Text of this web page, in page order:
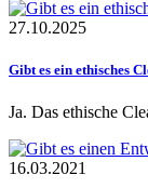
27.10.2025
Gibt es ein ethisches
Ja. Das ethische
16.03.2021